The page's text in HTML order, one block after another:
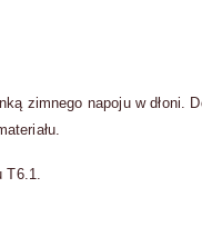
zimnego napoju w dłoni.
T6.1.